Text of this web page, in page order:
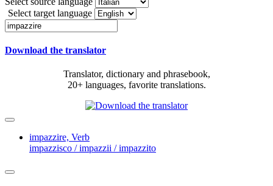
Select target language
Download the translator
Translator, dictionary and phrasebook,
20+ languages, favorite translations.
impazzire, Verb
impazzisco / impazzii / impazzito